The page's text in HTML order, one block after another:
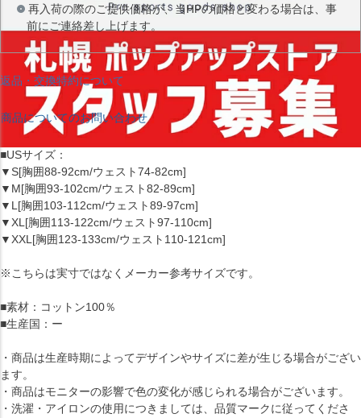
再入荷の際のご提供価格が、当HPの価格と変わる場合は、事
前にご連絡差し上げます。
返品・交換特約について
商品についてのお問い合わせ
■USサイズ：
▼S[胸囲88-92cm/ウェスト74-82cm]
▼M[胸囲93-102cm/ウェスト82-89cm]
▼L[胸囲103-112cm/ウェスト89-97cm]
▼XL[胸囲113-122cm/ウェスト97-110cm]
▼XXL[胸囲123-133cm/ウェスト110-121cm]
※こちらは実寸ではなくメーカー参考サイズです。
■素材：コットン100％
■生産国：ー
・商品は生産時期によってデザインやサイズに差が生じる場合がござい
ます。
・商品はモニターの影響で色の変化が感じられる場合がございます。
・洗濯・アイロンの使用につきましては、品質マークに従ってくださ